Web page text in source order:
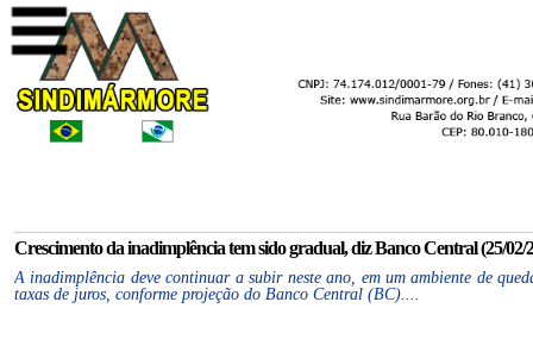
Crescimento da inadimplência tem sido gradual, diz Banco Central (25/02/
A inadimplência deve continuar a subir neste ano, em um ambiente de
taxas de juros, conforme projeção do Banco Central (BC)....